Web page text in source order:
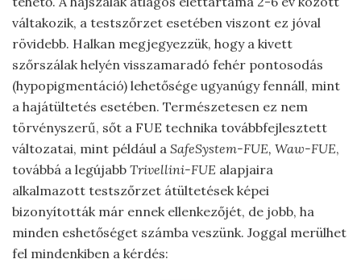
váltakozik, a testszőrzet esetében viszont ez jóval
rövidebb. Halkan megjegyezzük, hogy a kivett
szőrszálak helyén visszamaradó fehér pontosodás
(hypopigmentáció) lehetősége ugyanúgy fennáll, mint
a hajátültetés esetében. Természetesen ez nem
törvényszerű, sőt a FUE technika továbbfejlesztett
változatai, mint például a SafeSystem-FUE, Waw-FUE,
továbbá a legújabb Trivellini-FUE alapjaira
alkalmazott testszőrzet átültetések képei
bizonyították már ennek ellenkezőjét, de jobb, ha
minden eshetőséget számba veszünk. Joggal merülhet
fel mindenkiben a kérdés: